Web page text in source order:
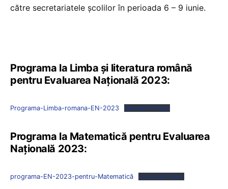
către secretariatele școlilor în perioada 6 – 9 iunie.
Programa la Limba și literatura română
pentru Evaluarea Națională 2023:
Programa-Limba-romana-EN-2023 Descarcă fișier
Programa la Matematică pentru Evaluarea
Națională 2023:
programa-EN-2023-pentru-Matematică Descarcă fișier